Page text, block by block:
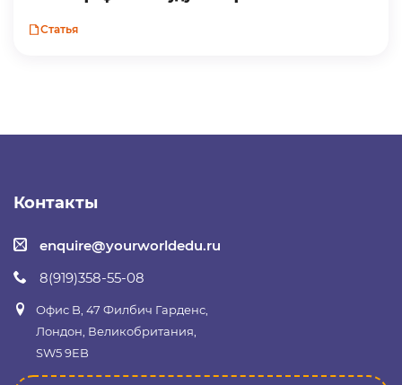
Статья
Контакты
enquire@yourworldedu.ru
8(919)358-55-08
Офис B, 47 Филбич Гарденс,
Лондон, Великобритания,
SW5 9EB